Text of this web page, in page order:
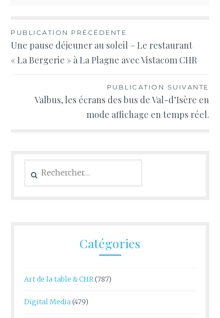
Navigation
de
l’article
PUBLICATION PRÉCÉDENTE
Une pause déjeuner au soleil – Le restaurant
« La Bergerie » à La Plagne avec Vistacom CHR
PUBLICATION SUIVANTE
Valbus, les écrans des bus de Val-d’Isère en
mode affichage en temps réel.
Catégories
Art de la table & CHR(787)
Digital Media(479)